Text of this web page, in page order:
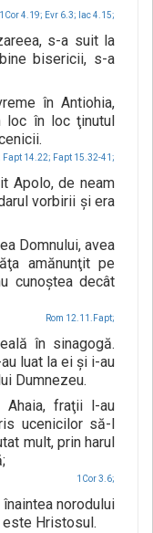
1Cor 4.19; Evr 6.3; Iac 4.15;
s-a suit la
bisericii, s-a
în Antiohia,
loc în loc ţinutul
Fapt 14.22; Fapt 15.32-41;
Apolo, de neam
vorbirii şi era
Domnului, avea
amănunţit pe
cunoştea decât
Rom 12.11.Fapt;
în sinagogă.
luat la ei şi i-au
Dumnezeu.
fraţii l-au
ucenicilor să-l
mult, prin harul
1Cor 3.6;
norodului
Hristosul.